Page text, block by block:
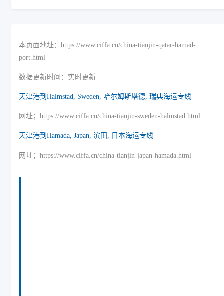
本页面地址：https://www.ciffa.cn/china-tianjin-qatar-hamad-
port.html
数据更新时间：实时更新
天津港到Halmstad, Sweden, 哈尔姆斯塔德, 瑞典海运专线
网址；https://www.ciffa.cn/china-tianjin-sweden-halmstad.html
天津港到Hamada, Japan, 滨田, 日本海运专线
网址；https://www.ciffa.cn/china-tianjin-japan-hamada.html